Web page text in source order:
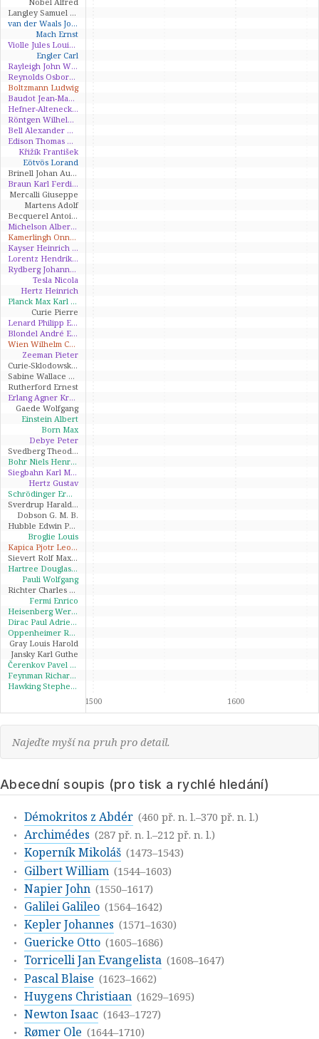
Langley Samuel Pierpont
van der Waals Johannes Diderik
Mach Ernst
Violle Jules Louis Gabriel
Engler Carl
Rayleigh John William Strutt (baron Rayleigh)
Reynolds Osborne
Boltzmann Ludwig
Baudot Jean-Maurice-Émile
Hefner-Alteneck Friedrich von
Röntgen Wilhelm Conrad
Bell Alexander Graham
Edison Thomas Alva
Křižík František
Eötvös Lorand
Brinell Johan August
Braun Karl Ferdinand
Mercalli Giuseppe
Martens Adolf
Becquerel Antoine Henri
Michelson Albert Abraham
Kamerlingh Onnes Heike
Kayser Heinrich Gustav Johannes
Lorentz Hendrik Antoon
Rydberg Johannes Robert
Tesla Nicola
Hertz Heinrich
Planck Max Karl Ernst Ludwig
Curie Pierre
Lenard Philipp Eduard Anton
Blondel André Eugene
Wien Wilhelm Carl Werner
Zeeman Pieter
Curie-Sklodowská Marie
Sabine Wallace Clement
Rutherford Ernest
Erlang Agner Krarup
Gaede Wolfgang
Einstein Albert
Born Max
Debye Peter
Svedberg Theodor
Bohr Niels Henrik David
Siegbahn Karl Manne Georg
Hertz Gustav
Schrödinger Erwin
Sverdrup Harald Ulrik
Dobson G. M. B.
Hubble Edwin Powell
Broglie Louis
Kapica Pjotr Leonidovič
Sievert Rolf Maxmilian
Hartree Douglas Rayner
Pauli Wolfgang
Richter Charles Francis
Fermi Enrico
Heisenberg Werner Karl
Dirac Paul Adrien Maurice
Oppenheimer Robert J.
Gray Louis Harold
Jansky Karl Guthe
Čerenkov Pavel Alexandrovič
Feynman Richard Philips
Hawking Stephen William
1500 1600
Najeďte myší na pruh pro detail.
Abecední soupis (pro tisk a rychlé hledání)
Démokritos z Abdér (460 př. n. l.–370 př. n. l.)
Archimédes (287 př. n. l.–212 př. n. l.)
Koperník Mikoláš (1473–1543)
Gilbert William (1544–1603)
Napier John (1550–1617)
Galilei Galileo (1564–1642)
Kepler Johannes (1571–1630)
Guericke Otto (1605–1686)
Torricelli Jan Evangelista (1608–1647)
Pascal Blaise (1623–1662)
Huygens Christiaan (1629–1695)
Newton Isaac (1643–1727)
Rømer Ole (1644–1710)